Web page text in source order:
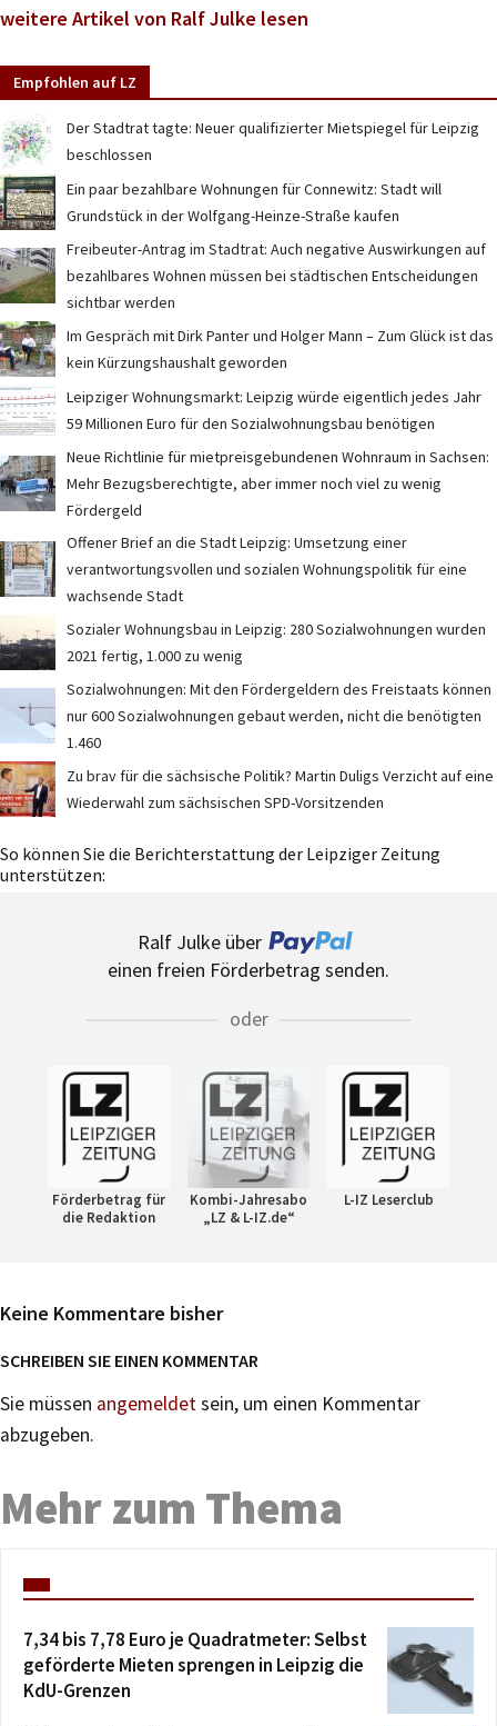
weitere Artikel von Ralf Julke lesen
Empfohlen auf LZ
Der Stadtrat tagte: Neuer qualifizierter Mietspiegel für Leipzig
beschlossen
Ein paar bezahlbare Wohnungen für Connewitz: Stadt will
Grundstück in der Wolfgang-Heinze-Straße kaufen
Freibeuter-Antrag im Stadtrat: Auch negative Auswirkungen auf
bezahlbares Wohnen müssen bei städtischen Entscheidungen
sichtbar werden
Im Gespräch mit Dirk Panter und Holger Mann – Zum Glück ist das
kein Kürzungshaushalt geworden
Leipziger Wohnungsmarkt: Leipzig würde eigentlich jedes Jahr
59 Millionen Euro für den Sozialwohnungsbau benötigen
Neue Richtlinie für mietpreisgebundenen Wohnraum in Sachsen:
Mehr Bezugsberechtigte, aber immer noch viel zu wenig
Fördergeld
Offener Brief an die Stadt Leipzig: Umsetzung einer
verantwortungsvollen und sozialen Wohnungspolitik für eine
wachsende Stadt
Sozialer Wohnungsbau in Leipzig: 280 Sozialwohnungen wurden
2021 fertig, 1.000 zu wenig
Sozialwohnungen: Mit den Fördergeldern des Freistaats können
nur 600 Sozialwohnungen gebaut werden, nicht die benötigten
1.460
Zu brav für die sächsische Politik? Martin Duligs Verzicht auf eine
Wiederwahl zum sächsischen SPD-Vorsitzenden
So können Sie die Berichterstattung der Leipziger Zeitung
unterstützen:
Ralf Julke über
einen freien Förderbetrag senden.
oder
Förderbetrag für
die Redaktion
Kombi-Jahresabo
„LZ & L-IZ.de“
L-IZ Leserclub
Keine Kommentare bisher
SCHREIBEN SIE EINEN KOMMENTAR
Sie müssen angemeldetsein, um einen Kommentar
abzugeben.
Mehr zum Thema
7,34 bis 7,78 Euro je Quadratmeter: Selbst
geförderte Mieten sprengen in Leipzig die
KdU-Grenzen